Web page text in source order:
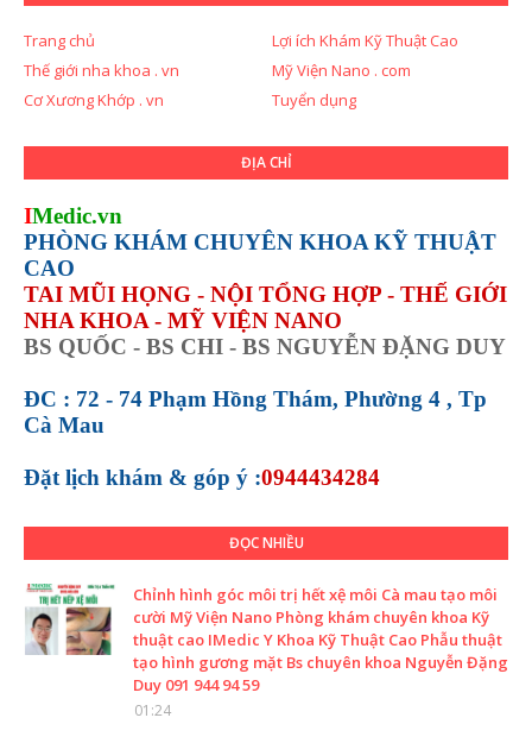
Trang chủ
Lợi ích Khám Kỹ Thuật Cao
Thế giới nha khoa . vn
Mỹ Viện Nano . com
Cơ Xương Khớp . vn
Tuyển dụng
ĐỊA CHỈ
IMedic.vn
PHÒNG KHÁM CHUYÊN KHOA KỸ THUẬT
CAO
TAI MŨI HỌNG - NỘI TỔNG HỢP - THẾ GIỚI
NHA KHOA - MỸ VIỆN NANO
BS QUỐC - BS CHI - BS NGUYỄN ĐẶNG DUY
ĐC : 72 - 74 Phạm Hồng Thám, Phường 4 , Tp
Cà Mau
Đặt lịch khám & góp ý :0944434284
ĐỌC NHIỀU
Chỉnh hình góc môi trị hết xệ môi Cà mau tạo môi
cười Mỹ Viện Nano Phòng khám chuyên khoa Kỹ
thuật cao IMedic Y Khoa Kỹ Thuật Cao Phẫu thuật
tạo hình gương mặt Bs chuyên khoa Nguyễn Đặng
Duy 091 944 94 59
01:24